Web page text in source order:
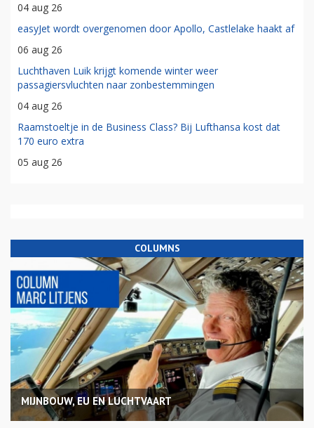
04 aug 26
easyJet wordt overgenomen door Apollo, Castlelake haakt af
06 aug 26
Luchthaven Luik krijgt komende winter weer
passagiersvluchten naar zonbestemmingen
04 aug 26
Raamstoeltje in de Business Class? Bij Lufthansa kost dat
170 euro extra
05 aug 26
COLUMNS
MIJNBOUW, EU EN LUCHTVAART